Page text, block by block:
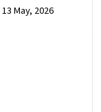
13 May, 2026